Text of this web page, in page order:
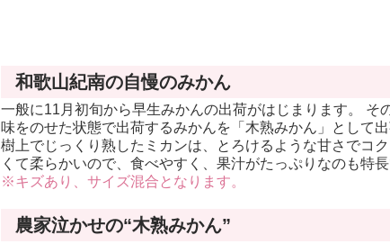
和歌山紀南の自慢のみかん
一般に11月初旬から早生みかんの出荷がはじまります。
味をのせた状態で出荷するみかんを「木熟みかん」として出
樹上でじっくり熟したミカンは、とろけるような甘さでコ
くて柔らかいので、食べやすく、果汁がたっぷりなのも特長
※キズあり、サイズ混合となります。
農家泣かせの“木熟みかん”